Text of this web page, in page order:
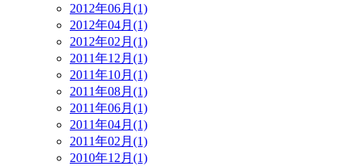
2012年06月(1)
2012年04月(1)
2012年02月(1)
2011年12月(1)
2011年10月(1)
2011年08月(1)
2011年06月(1)
2011年04月(1)
2011年02月(1)
2010年12月(1)